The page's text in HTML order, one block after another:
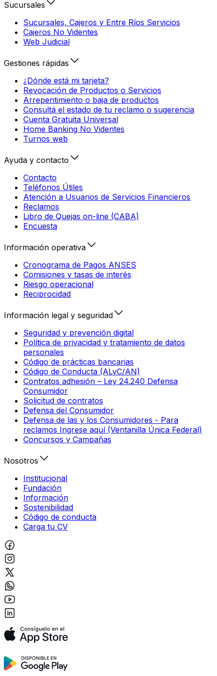
Sucursales
Sucursales, Cajeros y Entre Ríos Servicios
Cajeros No Videntes
Web Judicial
Gestiones rápidas
¿Dónde está mi tarjeta?
Revocación de Productos o Servicios
Arrepentimiento o baja de productos
Consultá el estado de tu reclamo o sugerencia
Cuenta Gratuita Universal
Home Banking No Videntes
Turnos web
Ayuda y contacto
Contacto
Teléfonos Útiles
Atención a Usuarios de Servicios Financieros
Reclamos
Libro de Quejas on-line (CABA)
Encuesta
Información operativa
Cronograma de Pagos ANSES
Comisiones y tasas de interés
Riesgo operacional
Reciprocidad
Información legal y seguridad
Seguridad y prevención digital
Política de privacidad y tratamiento de datos
personales
Código de prácticas bancarias
Código de Conducta (ALyC/AN)
Contratos adhesión – Ley 24.240 Defensa
Consumidor
Solicitud de contratos
Defensa del Consumidor
Defensa de las y los Consumidores - Para
reclamos Ingrese aquí (Ventanilla Única Federal)
Concursos y Campañas
Nosotros
Institucional
Fundación
Información
Sostenibilidad
Código de conducta
Carga tu CV